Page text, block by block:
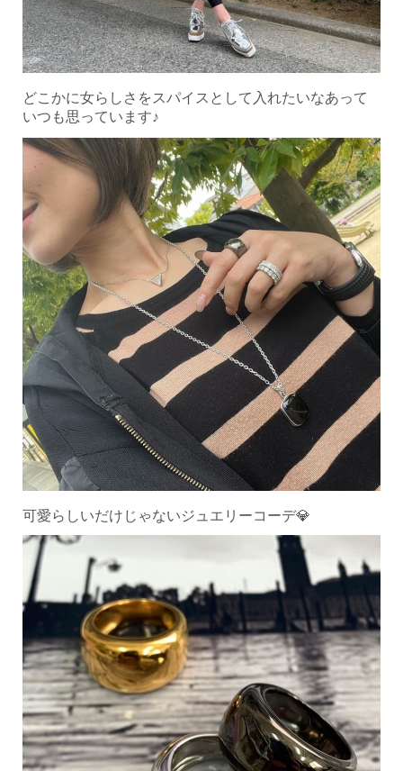
どこかに女らしさをスパイスとして入れたいなあって
いつも思っています♪
可愛らしいだけじゃないジュエリーコーデ💎